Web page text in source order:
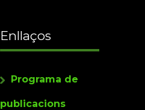
Enllaços
Programa de
publicacions